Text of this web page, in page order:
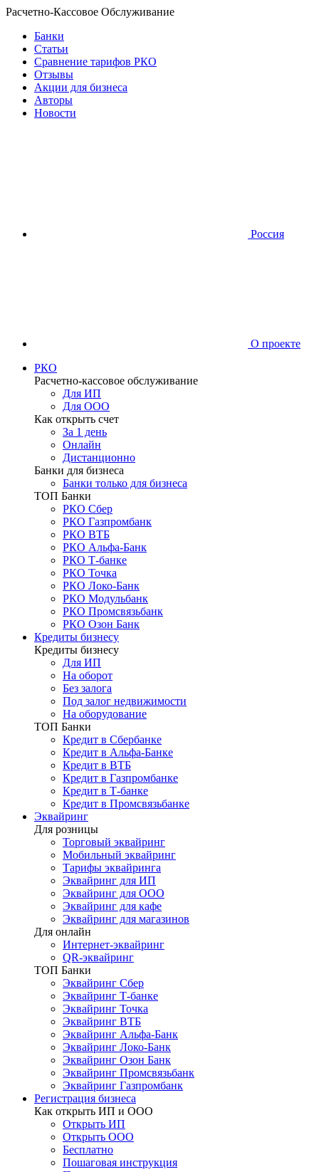
Расчетно-Кассовое Обслуживание
Банки
Статьи
Сравнение тарифов РКО
Отзывы
Акции для бизнеса
Авторы
Новости
Россия
О проекте
РКО
Расчетно-кассовое обслуживание
Для ИП
Для ООО
Как открыть счет
За 1 день
Онлайн
Дистанционно
Банки для бизнеса
Банки только для бизнеса
ТОП Банки
РКО Сбер
РКО Газпромбанк
РКО ВТБ
РКО Альфа-Банк
РКО Т-банке
РКО Точка
РКО Локо-Банк
РКО Модульбанк
РКО Промсвязьбанк
РКО Озон Банк
Кредиты бизнесу
Кредиты бизнесу
Для ИП
На оборот
Без залога
Под залог недвижимости
На оборудование
ТОП Банки
Кредит в Сбербанке
Кредит в Альфа-Банке
Кредит в ВТБ
Кредит в Газпромбанке
Кредит в Т-банке
Кредит в Промсвязьбанке
Эквайринг
Для розницы
Торговый эквайринг
Мобильный эквайринг
Тарифы эквайринга
Эквайринг для ИП
Эквайринг для ООО
Эквайринг для кафе
Эквайринг для магазинов
Для онлайн
Интернет-эквайринг
QR-эквайринг
ТОП Банки
Эквайринг Сбер
Эквайринг Т-банке
Эквайринг Точка
Эквайринг ВТБ
Эквайринг Альфа-Банк
Эквайринг Локо-Банк
Эквайринг Озон Банк
Эквайринг Промсвязьбанк
Эквайринг Газпромбанк
Регистрация бизнеса
Как открыть ИП и ООО
Открыть ИП
Открыть ООО
Бесплатно
Пошаговая инструкция